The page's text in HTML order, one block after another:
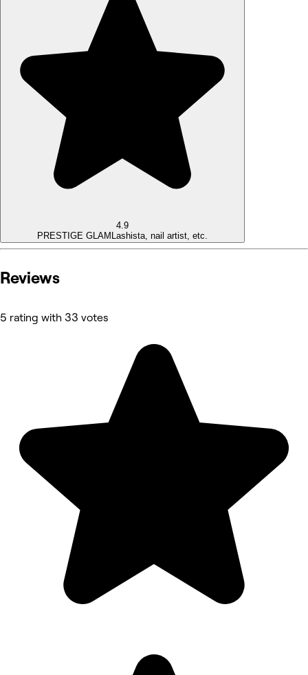
4.9
PRESTIGE GLAMLashista, nail artist, etc.
Reviews
5 rating with 33 votes